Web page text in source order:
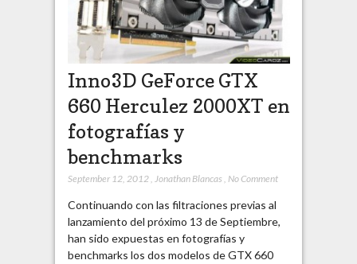
Inno3D GeForce GTX
660 Herculez 2000XT en
fotografías y
benchmarks
September 12, 2012, Jonathan Blancas , No Comment
Continuando con las filtraciones previas al
lanzamiento del próximo 13 de Septiembre,
han sido expuestas en fotografías y
benchmarks los dos modelos de GTX 660